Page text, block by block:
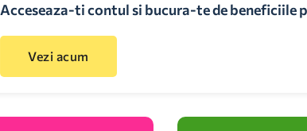
Acceseaza-ti contul si bucura-te de beneficiile
Vezi acum